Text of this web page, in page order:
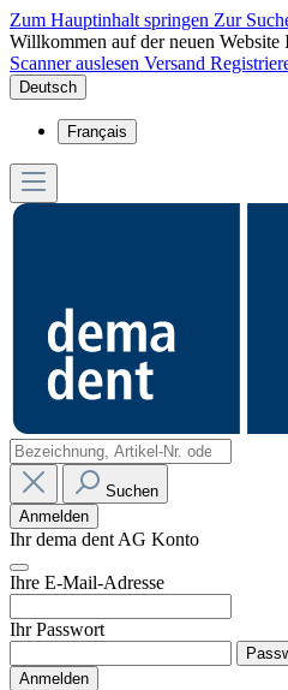
Zum Hauptinhalt springen Zur
Willkommen auf der neuen
Scanner auslesen Versand
Deutsch
Français
Suchen
Anmelden
Ihr dema dent AG Konto
Ihre E-Mail-Adresse
Ihr Passwort
Anmelden